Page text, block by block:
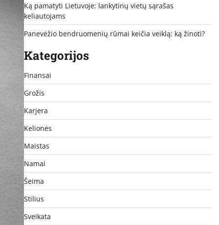
Ką pamatyti Lietuvoje: lankytinų vietų sąrašas
keliautojams
Panevėžio bendruomenių rūmai keičia veiklą: ką žinoti?
Kategorijos
Finansai
Grožis
Karjera
Kelionės
Maistas
Namai
Šeima
Stilius
Sveikata